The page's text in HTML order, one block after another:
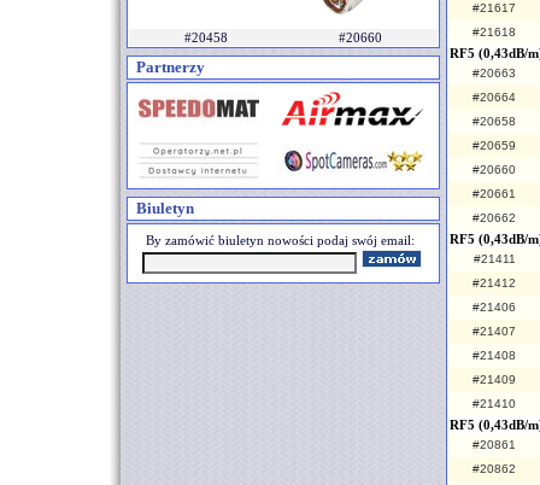
#20458 #20660
Partnerzy
Biuletyn
By zamówić biuletyn nowości podaj swój email:
#21617
#21618
RF5 (0,43dB/
#20663
#20664
#20658
#20659
#20660
#20661
#20662
RF5 (0,43dB/
#21411
#21412
#21406
#21407
#21408
#21409
#21410
RF5 (0,43dB/
#20861
#20862